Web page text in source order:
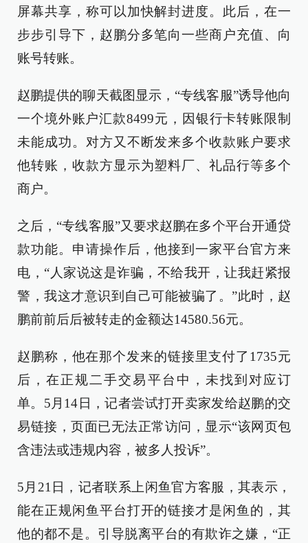
屏幕共享，称可以加快解封进度。此后，在一
步步引导下，赵鹏分多笔向一些商户充值、向
账号转账。
赵鹏提供的聊天截图显示，“专线客服”诱导他向
一个境外账户汇款8499元，因银行卡转账限制
未能成功。对方又不断发来多个收款账户要求
他转账，收款方显示为塑料厂、礼品行等多个
商户。
之后，“专线客服”又要求赵鹏在多个平台开通贷
款功能。申请操作后，他接到一家平台官方来
电，“人家说这是诈骗，不给我开，让我赶紧报
警，我这才意识到自己可能被骗了。”此时，赵
鹏前前后后被转走的金额达14580.56元。
赵鹏称，他在那个发来的链接里支付了1735元
后，在正规二手交易平台中，未找到对应订
单。5月14日，记者尝试打开卖家发给赵鹏的交
易链接，页面已无法正常访问，显示“该网页包
含违法或违规内容，被多人投诉”。
5月21日，记者联系上闲鱼官方客服，其表示，
能在正规闲鱼平台打开的链接才是闲鱼的，其
他的都不是。引导脱离平台的有欺诈之嫌，“正